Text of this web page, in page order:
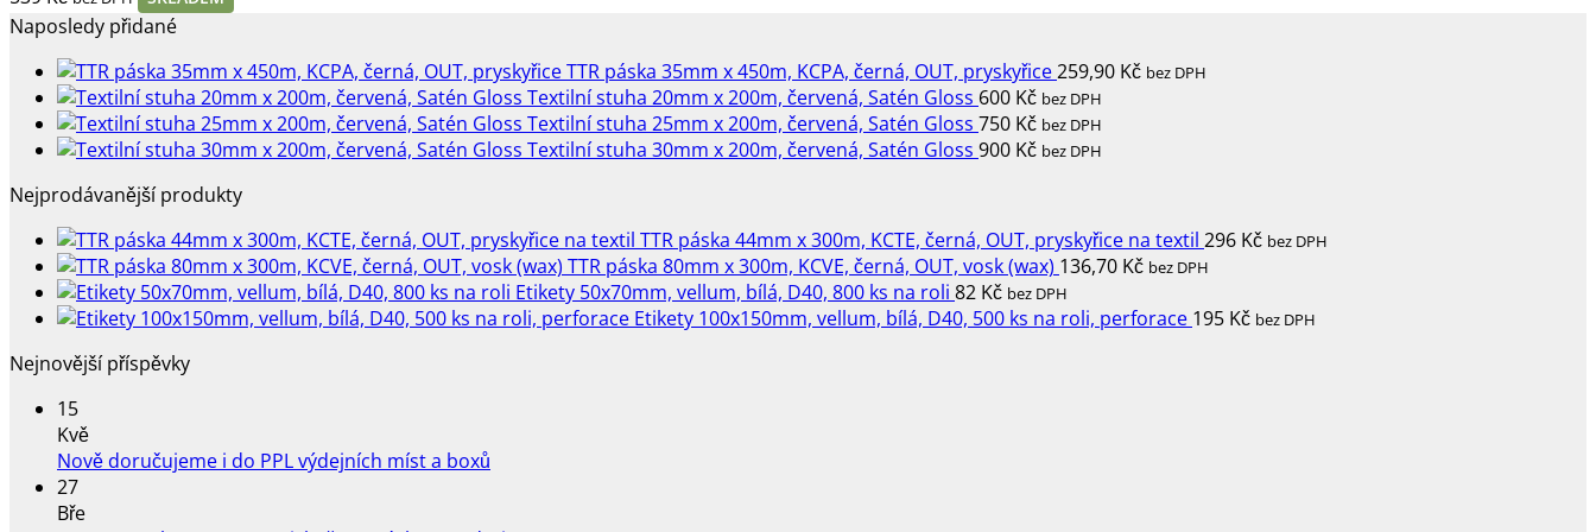
Naposledy přidané
TTR páska 35mm x 450m, KCPA, černá, OUT, pryskyřice259,90 Kč bez DPH
Textilní stuha 20mm x 200m, červená, Satén Gloss 600 Kč bez DPH
Textilní stuha 25mm x 200m, červená, Satén Gloss 750 Kč bez DPH
Textilní stuha 30mm x 200m, červená, Satén Gloss 900 Kč bez DPH
Nejprodávanější produkty
TTR páska 44mm x 300m, KCTE, černá, OUT, pryskyřice na textil 296 Kč bez DPH
TTR páska 80mm x 300m, KCVE, černá, OUT, vosk (wax) 136,70 Kč bez DPH
Etikety 50x70mm, vellum, bílá, D40, 800 ks na roli 82 Kč bez DPH
Etikety 100x150mm, vellum, bílá, D40, 500 ks na roli, perforace 195 Kč bez DPH
Nejnovější příspěvky
15
Kvě
Nově doručujeme i do PPL výdejních míst a boxů
27
Bře